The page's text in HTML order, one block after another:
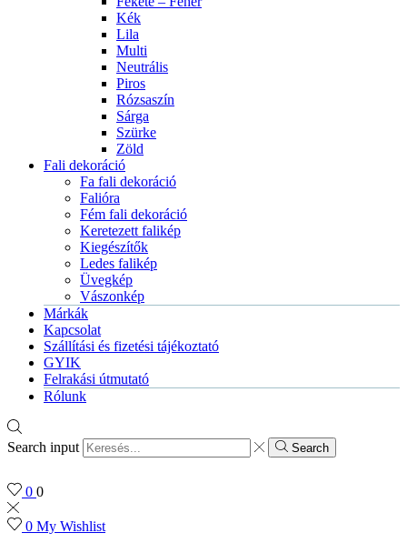
Kék
Lila
Multi
Neutrális
Piros
Rózsaszín
Sárga
Szürke
Zöld
Fali dekoráció
Fa fali dekoráció
Falióra
Fém fali dekoráció
Keretezett falikép
Kiegészítők
Ledes falikép
Üvegkép
Vászonkép
Márkák
Kapcsolat
Szállítási és fizetési tájékoztató
GYIK
Felrakási útmutató
Rólunk
Search input Search
0 0
0 My Wishlist